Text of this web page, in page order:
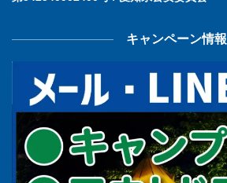
キャンペーン情報